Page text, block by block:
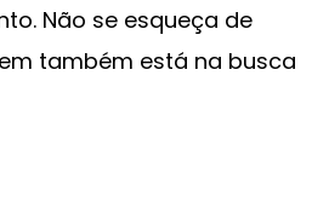
Não se esqueça de
também está na busca